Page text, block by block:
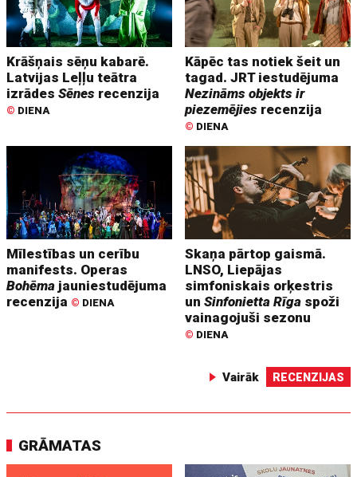
Krāšņais sēņu kabarē.
Latvijas Leļļu teātra
izrādesSēnes recenzija
© DIENA
Kāpēc tas notiek šeit un
tagad. JRT iestudējuma
Nezināms objekts ir
piezemējies recenzija
© DIENA
Mīlestības un cerību
manifests. Operas
Bohēma jauniestudējuma
recenzija © DIENA
Skaņa pārtop gaismā.
LNSO, Liepājas
simfoniskais orķestris
unSinfonietta Rīga spoži
vainagojuši sezonu
© DIENA
Vairāk RECENZIJAS
GRĀMATAS